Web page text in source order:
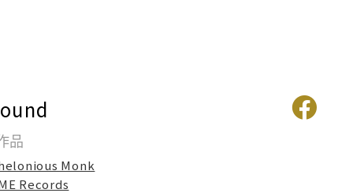
品
Monk
Records